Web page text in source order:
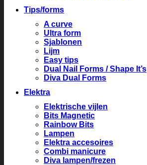
Tips/forms
A curve
Ultra form
Sjablonen
Lijm
Easy tips
Dual Nail Forms / Shape It’s
Diva Dual Forms
Elektra
Elektrische vijlen
Bits Magnetic
Rainbow Bits
Lampen
Elektra accesoires
Combi manicure
Diva lampen/frezen